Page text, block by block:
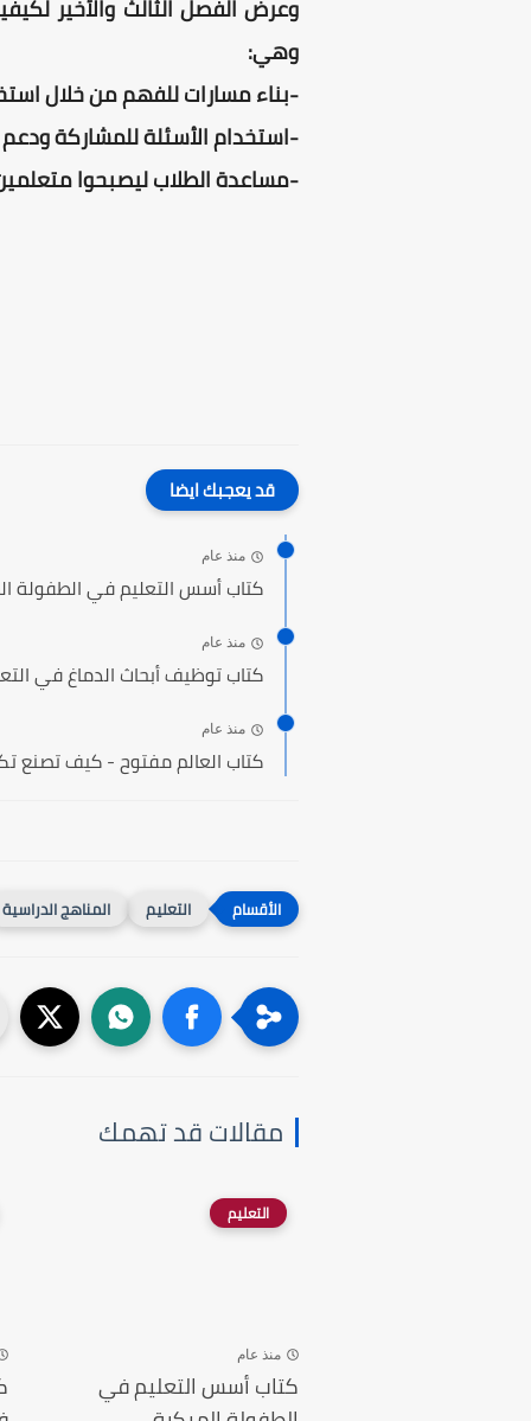
وعرض الفصل الثالث والأخير
وهي:
-بناء مسارات للفهم من خلال
-استخدام الأسئلة للمشاركة
-مساعدة الطلاب ليصبحوا
قد يعجبك ايضا
منذ عام
كتاب أسس التعليم في الطفولة
منذ عام
كتاب توظيف أبحاث الدماغ في
منذ عام
كتاب العالم مفتوح - كيف تصنع
التعليم المناهج الدراسية
مقالات قد تهمك
التعليم
منذ عام
كتاب أسس التعليم في